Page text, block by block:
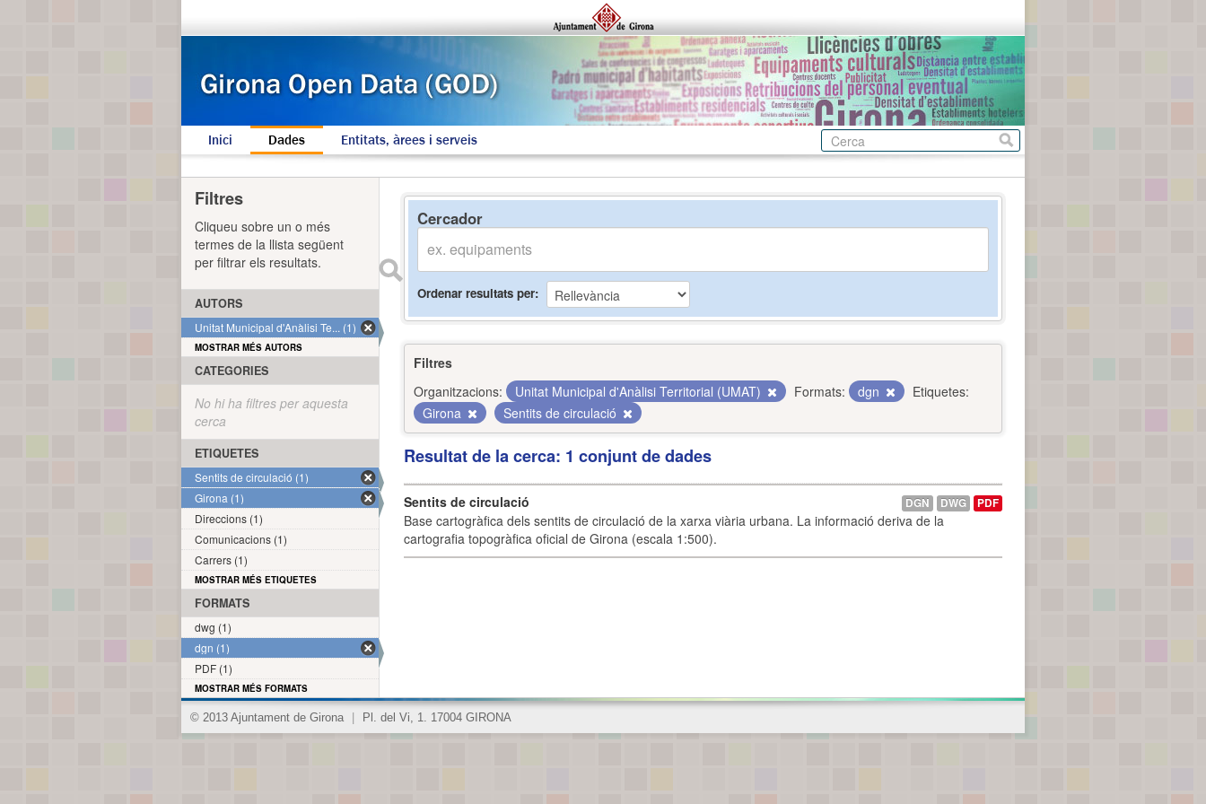
Inici Dades Entitats, àrees i serveis
Cercador
Ordenar resultats per
Filtres
Organitzacions:
Unitat Municipal d'Anàlisi Territorial (UMAT) Formats: dgn
Etiquetes:
Girona
Sentits de circulació
Resultat de la cerca: 1 conjunt de dades
Sentits de circulació
Base cartogràfica dels sentits de circulació de la xarxa viària urbana. La informació deriva de la
cartografia topogràfica oficial de Girona (escala 1:500).
DGN DWG PDF
Filtres
Cliqueu sobre un o més
termes de la llista següent
per filtrar els resultats.
AUTORS
Unitat Municipal d'Anàlisi Te... (1)
MOSTRAR MÉS AUTORS
CATEGORIES
No hi ha filtres per aquesta
cerca
ETIQUETES
Sentits de circulació (1)
Girona (1)
Direccions (1)
Comunicacions (1)
Carrers (1)
MOSTRAR MÉS ETIQUETES
FORMATS
dwg (1)
dgn (1)
PDF (1)
MOSTRAR MÉS FORMATS
© 2013 Ajuntament de Girona Pl. del Vi, 1. 17004 GIRONA